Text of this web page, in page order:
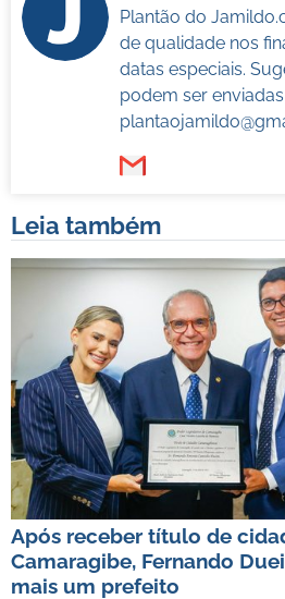
Plantão do
de qualidade nos
datas especiais.
podem ser
Leia também
Após receber título de
Camaragibe, Fernando
mais um prefeito